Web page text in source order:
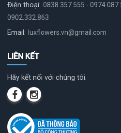
Điện thoại: 0838.357.555 -
0902.332.863
Email: luxflowers.vn@gmail.com
LIÊN KẾT
Hãy kết nối với chúng tôi.